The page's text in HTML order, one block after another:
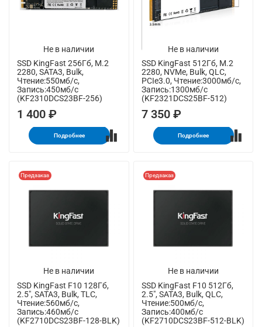
Не в наличии
SSD KingFast 256Гб, M.2
2280, SATA3, Bulk,
Чтение:550мб/с,
Запись:450мб/с
(KF2310DCS23BF-256)
1 400 ₽
Подробнее
Не в наличии
SSD KingFast 512Гб, M.2
2280, NVMe, Bulk, QLC,
PCIe3.0, Чтение:3000мб/с,
Запись:1300мб/с
(KF2321DCS25BF-512)
7 350 ₽
Подробнее
Не в наличии
Предзаказ
SSD KingFast F10 128Гб,
2.5", SATA3, Bulk, TLC,
Чтение:560мб/с,
Запись:460мб/с
(KF2710DCS23BF-128-BLK)
Не в наличии
Предзаказ
SSD KingFast F10 512Гб,
2.5", SATA3, Bulk, QLC,
Чтение:500мб/с,
Запись:400мб/с
(KF2710DCS23BF-512-BLK)